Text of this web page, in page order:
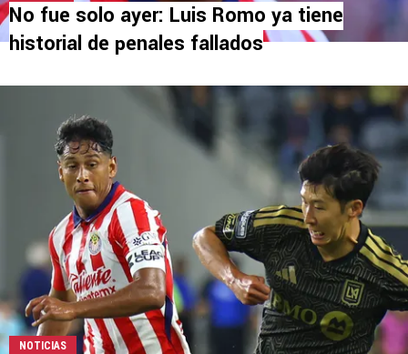
No fue solo ayer: Luis Romo ya tiene
historial de penales fallados
NOTICIAS